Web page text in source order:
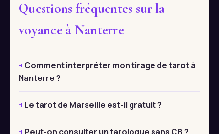
Questions fréquentes sur la
voyance à Nanterre
Comment interpréter mon tirage de tarot à
Nanterre ?
Le tarot de Marseille est-il gratuit ?
Peut-on consulter un tarologue sans CB ?